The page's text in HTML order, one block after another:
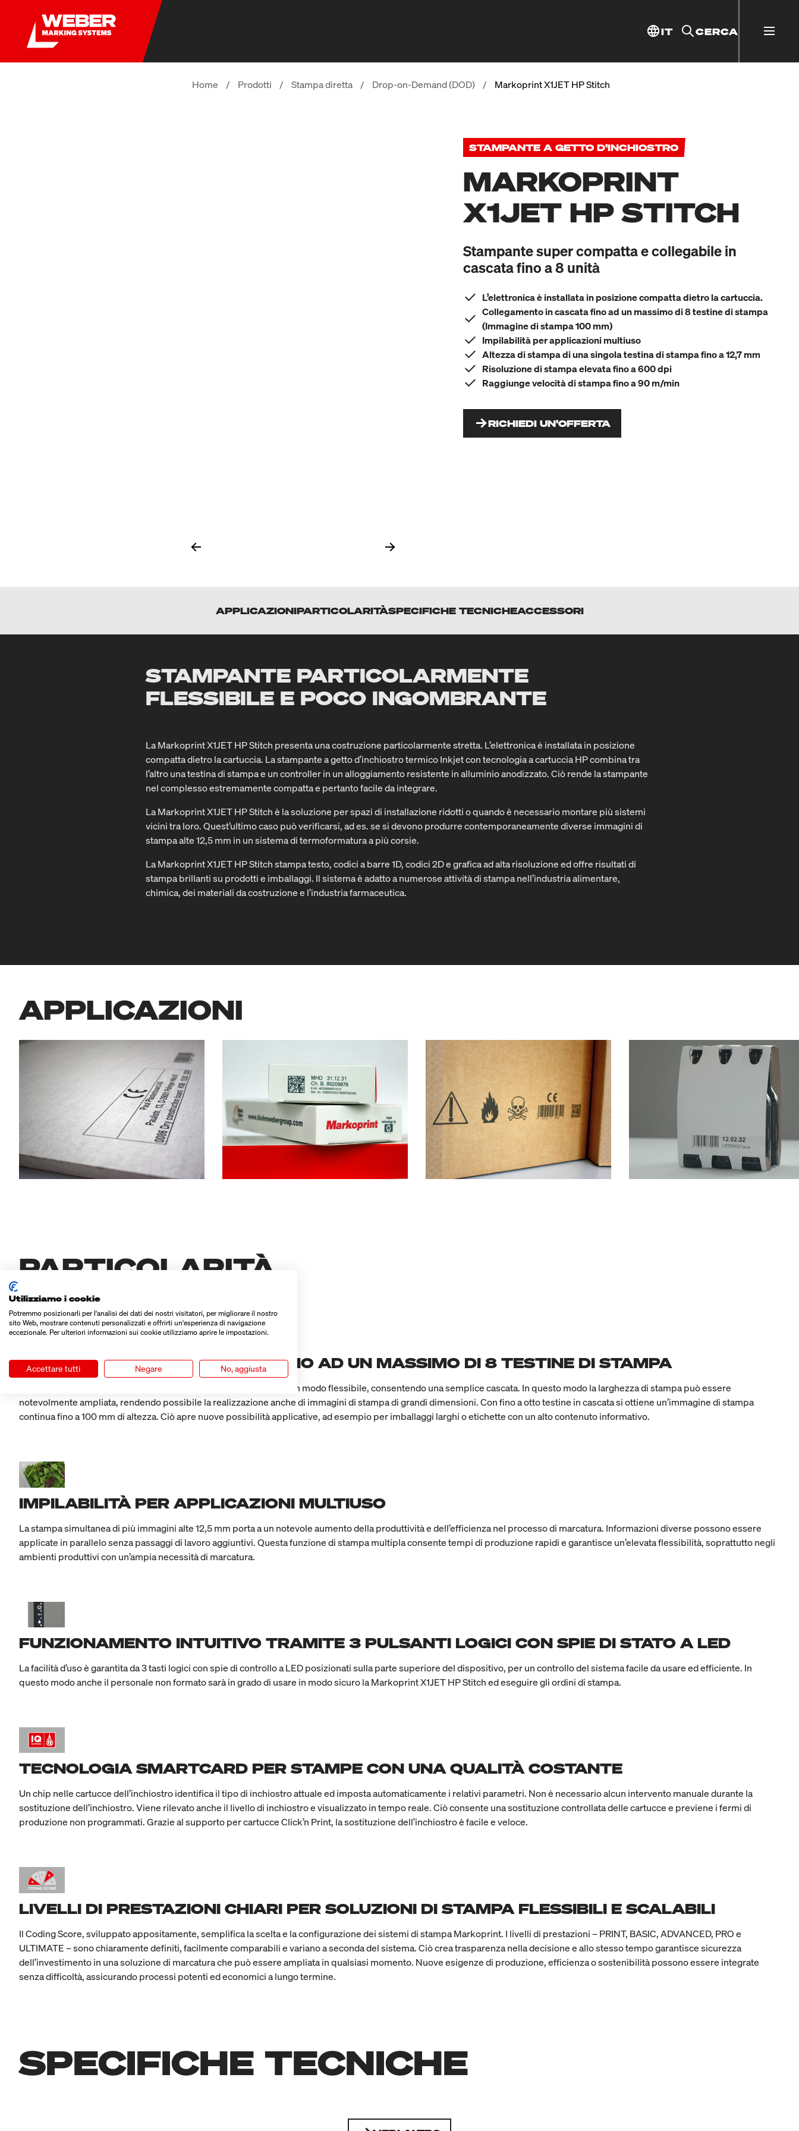
IT CERCA
Home / Prodotti / Stampa diretta / Drop-on-Demand (DOD) / Markoprint X1JET HP Stitch
STAMPANTE A GETTO D'INCHIOSTRO
MARKOPRINT
X1JET HP STITCH
Stampante super compatta e collegabile in
cascata fino a 8 unità
L’elettronica è installata in posizione compatta dietro la cartuccia.
Collegamento in cascata fino ad un massimo di 8 testine di stampa
(Immagine di stampa 100 mm)
Impilabilità per applicazioni multiuso
Altezza di stampa di una singola testina di stampa fino a 12,7 mm
Risoluzione di stampa elevata fino a 600 dpi
Raggiunge velocità di stampa fino a 90 m/min
RICHIEDI UN'OFFERTA
APPLICAZIONIPARTICOLARITÀSPECIFICHE TECNICHEACCESSORI
STAMPANTE PARTICOLARMENTE
FLESSIBILE E POCO INGOMBRANTE
La Markoprint X1JET HP Stitch presenta una costruzione particolarmente stretta. L’elettronica è installata in posizione
compatta dietro la cartuccia. La stampante a getto d’inchiostro termico Inkjet con tecnologia a cartuccia HP combina tra
l’altro una testina di stampa e un controller in un alloggiamento resistente in alluminio anodizzato. Ciò rende la stampante
nel complesso estremamente compatta e pertanto facile da integrare.
La Markoprint X1JET HP Stitch è la soluzione per spazi di installazione ridotti o quando è necessario montare più sistemi
vicini tra loro. Quest’ultimo caso può verificarsi, ad es. se si devono produrre contemporaneamente diverse immagini di
stampa alte 12,5 mm in un sistema di termoformatura a più corsie.
La Markoprint X1JET HP Stitch stampa testo, codici a barre 1D, codici 2D e grafica ad alta risoluzione ed offre risultati di
stampa brillanti su prodotti e imballaggi. Il sistema è adatto a numerose attività di stampa nell’industria alimentare,
chimica, dei materiali da costruzione e l’industria farmaceutica.
APPLICAZIONI
PARTICOLARITÀ
COLLEGAMENTO IN CASCATA FINO AD UN MASSIMO DI 8 TESTINE DI STAMPA
Più testine di stampa X1JET HP Stitch possono essere combinate in modo flessibile, consentendo una semplice cascata. In questo modo la larghezza di stampa può essere
notevolmente ampliata, rendendo possibile la realizzazione anche di immagini di stampa di grandi dimensioni. Con fino a otto testine in cascata si ottiene un’immagine di stampa
continua fino a 100 mm di altezza. Ciò apre nuove possibilità applicative, ad esempio per imballaggi larghi o etichette con un alto contenuto informativo.
IMPILABILITÀ PER APPLICAZIONI MULTIUSO
La stampa simultanea di più immagini alte 12,5 mm porta a un notevole aumento della produttività e dell’efficienza nel processo di marcatura. Informazioni diverse possono essere
applicate in parallelo senza passaggi di lavoro aggiuntivi. Questa funzione di stampa multipla consente tempi di produzione rapidi e garantisce un’elevata flessibilità, soprattutto negli
ambienti produttivi con un’ampia necessità di marcatura.
FUNZIONAMENTO INTUITIVO TRAMITE 3 PULSANTI LOGICI CON SPIE DI STATO A LED
La facilità d’uso è garantita da 3 tasti logici con spie di controllo a LED posizionati sulla parte superiore del dispositivo, per un controllo del sistema facile da usare ed efficiente. In
questo modo anche il personale non formato sarà in grado di usare in modo sicuro la Markoprint X1JET HP Stitch ed eseguire gli ordini di stampa.
TECNOLOGIA SMARTCARD PER STAMPE CON UNA QUALITÀ COSTANTE
Un chip nelle cartucce dell’inchiostro identifica il tipo di inchiostro attuale ed imposta automaticamente i relativi parametri. Non è necessario alcun intervento manuale durante la
sostituzione dell’inchiostro. Viene rilevato anche il livello di inchiostro e visualizzato in tempo reale. Ciò consente una sostituzione controllata delle cartucce e previene i fermi di
produzione non programmati. Grazie al supporto per cartucce Click’n Print, la sostituzione dell’inchiostro è facile e veloce.
LIVELLI DI PRESTAZIONI CHIARI PER SOLUZIONI DI STAMPA FLESSIBILI E SCALABILI
Il Coding Score, sviluppato appositamente, semplifica la scelta e la configurazione dei sistemi di stampa Markoprint. I livelli di prestazioni – PRINT, BASIC, ADVANCED, PRO e
ULTIMATE – sono chiaramente definiti, facilmente comparabili e variano a seconda del sistema. Ciò crea trasparenza nella decisione e allo stesso tempo garantisce sicurezza
dell’investimento in una soluzione di marcatura che può essere ampliata in qualsiasi momento. Nuove esigenze di produzione, efficienza o sostenibilità possono essere integrate
senza difficoltà, assicurando processi potenti ed economici a lungo termine.
SPECIFICHE TECNICHE
Utilizziamo i cookie
Potremmo posizionarli per l'analisi dei dati dei nostri visitatori, per migliorare il nostro
sito Web, mostrare contenuti personalizzati e offrirti un'esperienza di navigazione
eccezionale. Per ulteriori informazioni sui cookie utilizziamo aprire le impostazioni.
Accettare tutti Negare No, aggiusta